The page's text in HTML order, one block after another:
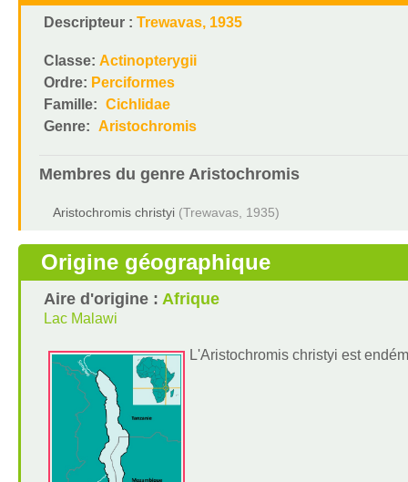
Descripteur : Trewavas, 1935
Classe: Actinopterygii
Ordre: Perciformes
Famille: Cichlidae
Genre: Aristochromis
Membres du genre Aristochromis
Aristochromis christyi (Trewavas, 1935)
Origine géographique
Aire d'origine : Afrique
Lac Malawi
L'Aristochromis christyi est